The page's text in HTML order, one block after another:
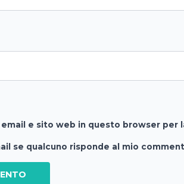
email e sito web in questo browser per
se qualcuno risponde al mio